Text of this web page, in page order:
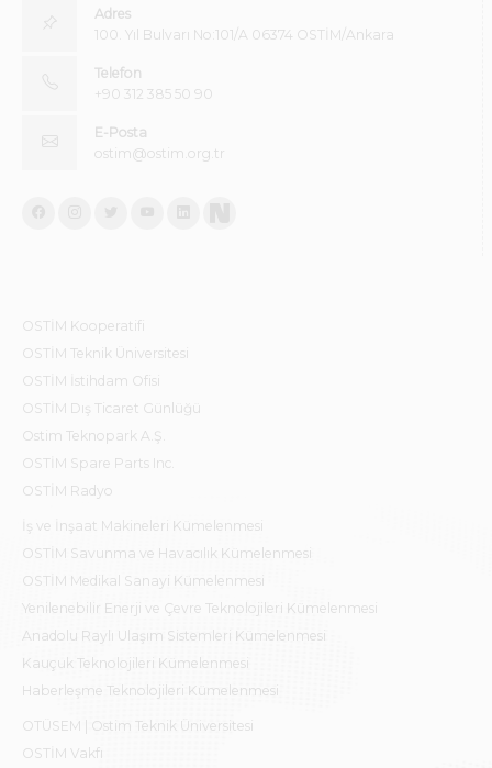
Adres
100. Yıl Bulvarı No:101/A 06374 OSTİM/Ankara
Telefon
+90 312 385 50 90
E-Posta
ostim@ostim.org.tr
OSTİM Kooperatifi
OSTİM Teknik Üniversitesi
OSTİM İstihdam Ofisi
OSTİM Dış Ticaret Günlüğü
Ostim Teknopark A.Ş.
OSTİM Spare Parts Inc.
OSTİM Radyo
İş ve İnşaat Makineleri Kümelenmesi
OSTİM Savunma ve Havacılık Kümelenmesi
OSTİM Medikal Sanayi Kümelenmesi
Yenilenebilir Enerji ve Çevre Teknolojileri Kümelenmesi
Anadolu Raylı Ulaşım Sistemleri Kümelenmesi
Kauçuk Teknolojileri Kümelenmesi
Haberleşme Teknolojileri Kümelenmesi
OTÜSEM | Ostim Teknik Üniversitesi
OSTİM Vakfı